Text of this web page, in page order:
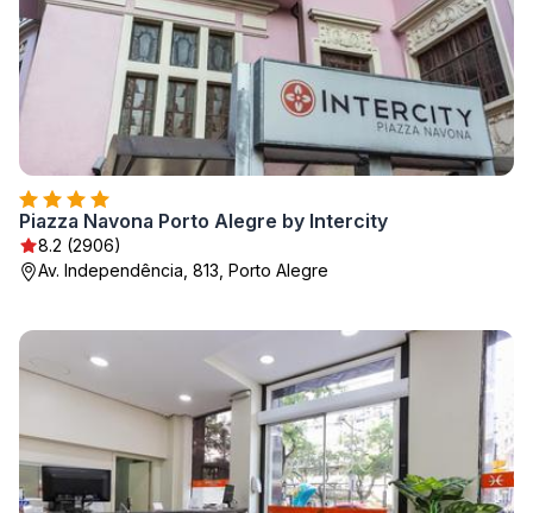
Piazza Navona Porto Alegre by Intercity
8.2 (2906)
Av. Independência, 813, Porto Alegre